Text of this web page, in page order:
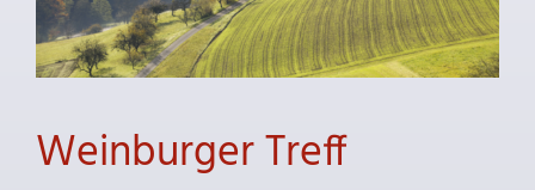
Weinburger Treff